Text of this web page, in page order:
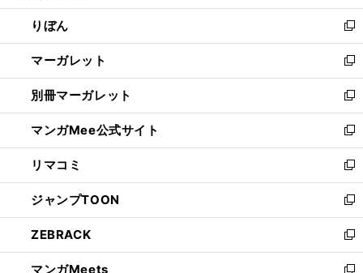
開
く
ウ
で
開
く
ン
ド
ウ
で
開
く
ウ
ィ
ン
ド
ウ
で
開
く
りぼん
新
し
い
ウ
ィ
ン
ド
ウ
で
開
く
マーガレット
新
し
い
ウ
ィ
ン
ド
ウ
で
開
く
別冊マーガレット
新
し
い
ウ
ィ
ン
ド
ウ
で
開
く
マンガMee公式サイト
新
し
い
ウ
ィ
ン
ド
ウ
で
リマコミ
新
し
い
ウ
ィ
ン
ジャンプTOON
新
し
い
ウ
ZEBRACK
新
し
マンガMeets